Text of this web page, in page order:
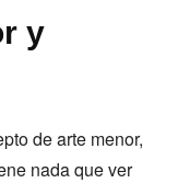
y
de arte menor,
nada que ver